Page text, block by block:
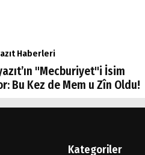
Haberleri
"Mecburiyet"i İsim
Bu Kez de Mem u Zîn Oldu!
Kategoriler